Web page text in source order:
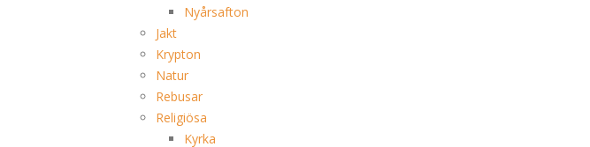
Nyårsafton
Jakt
Krypton
Natur
Rebusar
Religiösa
Kyrka